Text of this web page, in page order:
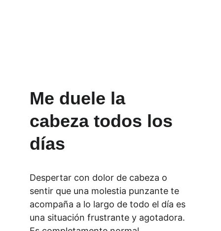
Me duele la
cabeza todos los
días
Despertar con dolor de cabeza o
sentir que una molestia punzante te
acompaña a lo largo de todo el día es
una situación frustrante y agotadora.